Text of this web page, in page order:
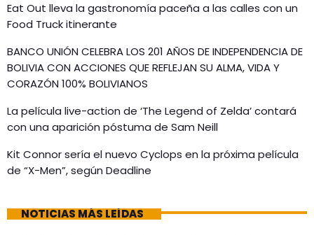
Eat Out lleva la gastronomía paceña a las calles con un
Food Truck itinerante
BANCO UNIÓN CELEBRA LOS 201 AÑOS DE INDEPENDENCIA DE
BOLIVIA CON ACCIONES QUE REFLEJAN SU ALMA, VIDA Y
CORAZÓN 100% BOLIVIANOS
La película live-action de ‘The Legend of Zelda’ contará
con una aparición póstuma de Sam Neill
Kit Connor sería el nuevo Cyclops en la próxima película
de “X-Men”, según Deadline
NOTICIAS MÁS LEÍDAS